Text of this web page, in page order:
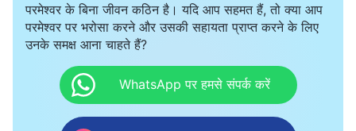
परमेश्वर के बिना जीवन कठिन है। यदि आप सहमत हैं, तो क्या आप
परमेश्वर पर भरोसा करने और उसकी सहायता प्राप्त करने के लिए
उनके समक्ष आना चाहते हैं?
WhatsApp पर हमसे संपर्क करें